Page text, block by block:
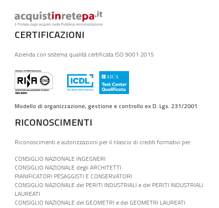
CERTIFICAZIONI
Azienda con sistema qualità certificata ISO 9001:2015
Modello di organizzazione, gestione e controllo ex D. Lgs. 231/2001
RICONOSCIMENTI
Riconoscimenti e autorizzazioni per il rilascio di crediti formativi per:
CONSIGLIO NAZIONALE INGEGNERI
CONSIGLIO NAZIONALE degli ARCHITETTI
PIANIFICATORI PESAGGISTI E CONSERVATORI
CONSIGLIO NAZIONALE dei PERITI INDUSTRIALI e dei PERITI INDUSTRIALI
LAUREATI
CONSIGLIO NAZIONALE dei GEOMETRI e dei GEOMETRI LAUREATI